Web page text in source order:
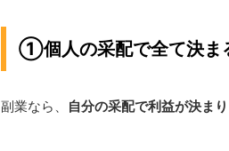
①個人の采配で全て決ま
副業なら、 自分の采配で利益が決まり